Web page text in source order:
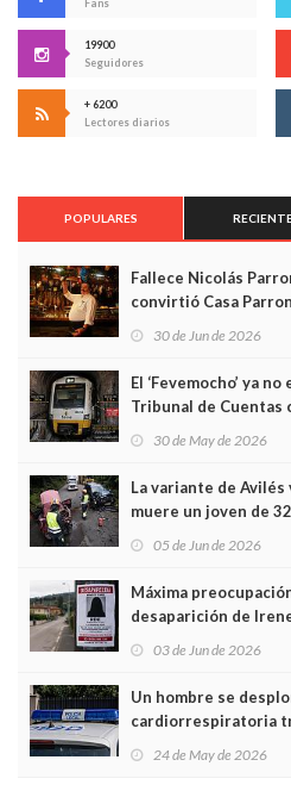
Fans
19900
Seguidores
+ 6200
Lectores diarios
POPULARES
Fallece Nicolás
convirtió Casa
Asturias en Madrid
30 de Jun de 2026
El ‘Fevemocho’ ya
Tribunal de Cuentas
sobrecoste de los
30 de May de 2026
La variante de
muere un joven de
frontal
05 de Jun de 2026
Máxima
desaparición de
03 de Jun de 2026
Un hombre se
cardiorrespiratoria
Local en Luanco
24 de May de 2026